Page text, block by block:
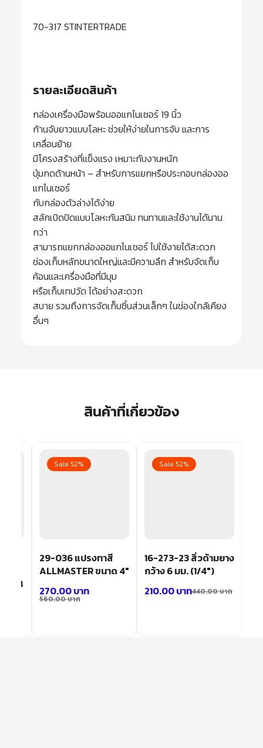
70-317 STINTERTRADE
รายละเอียดสินค้า
กล่องเครื่องมือพร้อมออแกไนเซอร์ 19 นิ้ว
ก้านจับยาวแบบโลหะ ช่วยให้ง่ายในการจับ และการ
เคลื่อนย้าย
มีโครงสร้างที่แข็งแรง เหมาะกับงานหนัก
ปุ่มกดด้านหน้า – สำหรับการแยกหรือประกอบกล่องออ
แกไนเซอร์
กับกล่องตัวล่างได้ง่าย
สลักเปิดปิดแบบโลหะกันสนิม ทนทานและใช้งานได้นาน
กว่า
สามารถแยกกล่องออแกไนเซอร์ ไปใช้งายได้สะดวก
ช่องเก็บหลักขนาดใหญ่และมีความลึก สำหรับจัดเก็บ
ค้อนและเครื่องมือที่มีมุม
หรือเก็บเทปวัด ได้อย่างสะดวก
สบาย รวมถึงการจัดเก็บชิ้นส่วนเล็กๆ ในช่องใกล้เคียง
อื่นๆ
สินค้าที่เกี่ยวข้อง
Sale 52%
29-036 แปรงทาสี
ALLMASTER ขนาด 4″
560.00บาท
270.00บาท
Sale 52%
16-273-23 สิ่วด้ามยาง
กว้าง 6 มม. (1/4″)
440.00บาท
210.00บาท